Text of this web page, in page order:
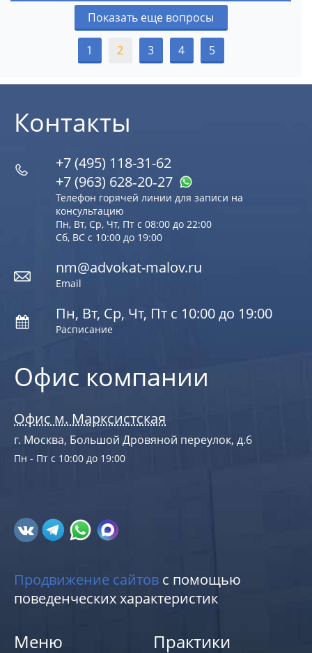
Показать еще вопросы
1 2 3 4 5
Офис компании
Офис м. Марксистская
г. Москва, Большой Дровяной переулок, д.6
Пн - Пт с 10:00 до 19:00
Контакты
+7 (495) 118-31-62
+7 (963) 628‑20‑27
Телефон горячей линии для записи на
консультацию
Пн, Вт, Ср, Чт, Пт с 08:00 до 22:00
Сб, ВС с 10:00 до 19:00
nm@advokat-malov.ru
Email
Пн, Вт, Ср, Чт, Пт с 10:00 до 19:00
Расписание
Продвижение сайтов с помощью
поведенческих характеристик
Меню Практики